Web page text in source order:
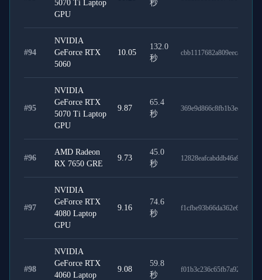
5070 Ti Laptop
GPU
秒
#94
NVIDIA
GeForce RTX
5060
10.05
132.0
秒
cbb1117682a809eeca66
#95
NVIDIA
GeForce RTX
5070 Ti Laptop
GPU
9.87
65.4
秒
369e9d866c8fb1b3ed85
#96
AMD Radeon
RX 7650 GRE
9.73
45.0
秒
12828eafcabddb46a9e1
#97
NVIDIA
GeForce RTX
4080 Laptop
GPU
9.16
74.6
秒
f1cfbe93b66da362e601
#98
NVIDIA
GeForce RTX
4060 Laptop
9.08
59.8
秒
f01b3c236c65fb7a9287